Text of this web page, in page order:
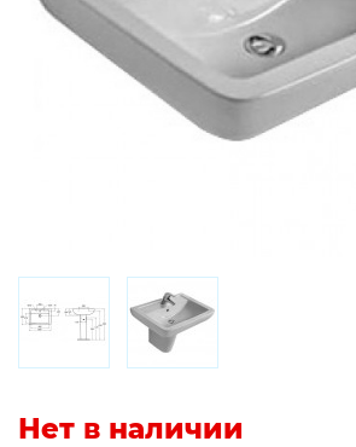
Нет в наличии